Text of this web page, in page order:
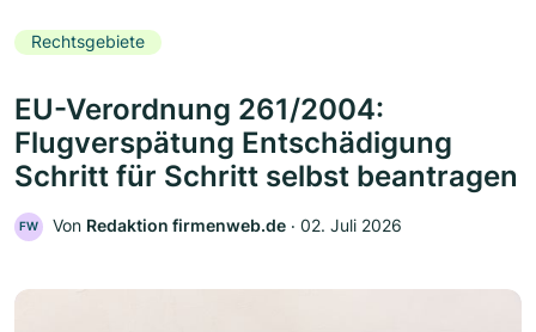
Rechtsgebiete
EU-Verordnung 261/2004:
Flugverspätung Entschädigung
Schritt für Schritt selbst beantragen
FW Von Redaktion firmenweb.de ‧ 02. Juli 2026